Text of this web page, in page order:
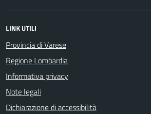
LINK UTILI
Provincia di Varese
Regione Lombardia
Informativa privacy
Note legali
Dichiarazione di accessibilità